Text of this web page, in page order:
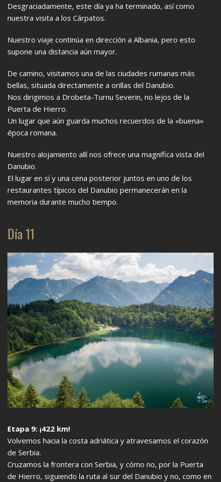
Desgraciadamente, este día ya ha terminado, así como
nuestra visita a los Cárpatos.
Nuestro viaje continúa en dirección a Albania, pero esto
supone una distancia aún mayor.
De camino, visitamos una de las ciudades rumanas más
bellas, situada directamente a orillas del Danubio.
Nos dirigimos a Drobeta-Turnu Severin, no lejos de la
Puerta de Hierro.
Un lugar que aún guarda muchos recuerdos de la «buena»
época romana.
Nuestro alojamiento allí nos ofrece una magnífica vista del
Danubio.
El lugar en sí y una cena posterior juntos en uno de los
restaurantes típicos del Danubio permanecerán en la
memoria durante mucho tiempo.
Día 11
Etapa 9: ¡422 km!
Volvemos hacia la costa adriática y atravesamos el corazón
de Serbia.
Cruzamos la frontera con Serbia, y cómo no, por la Puerta
de Hierro, siguiendo la ruta al sur del Danubio y no, como en